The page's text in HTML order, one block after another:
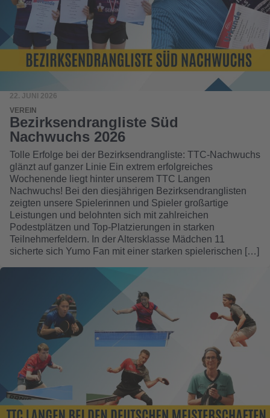
22. JUNI 2026
VEREIN
Bezirksendrangliste Süd
Nachwuchs 2026
Tolle Erfolge bei der Bezirksendrangliste: TTC-Nachwuchs
glänzt auf ganzer Linie Ein extrem erfolgreiches
Wochenende liegt hinter unserem TTC Langen
Nachwuchs! Bei den diesjährigen Bezirksendranglisten
zeigten unsere Spielerinnen und Spieler großartige
Leistungen und belohnten sich mit zahlreichen
Podestplätzen und Top-Platzierungen in starken
Teilnehmerfeldern. In der Altersklasse Mädchen 11
sicherte sich Yumo Fan mit einer starken spielerischen […]